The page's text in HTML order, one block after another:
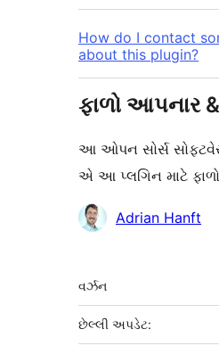
How do I contact
about this plugin?
ફાળો આપનાર
આ ઓપન સોર્સ
એ આ પ્લગિન માટે
ફાળો
Adrian Hanft
મેટા
વર્ઝન
છેલ્લી અપડેટ: